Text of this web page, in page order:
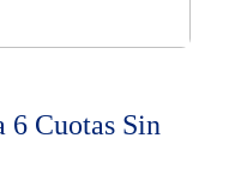
6 Cuotas Sin